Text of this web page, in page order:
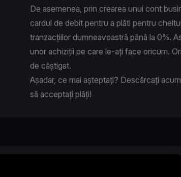
De asemenea, prin crearea unui cont
cardul de debit pentru a plăti pentru
tranzacțiilor dumneavoastră până la 0%.
unor achiziții pe care le-ați face oricum.
de câștigat.
Așadar, ce mai așteptați? Descărcați
să acceptați plăți!